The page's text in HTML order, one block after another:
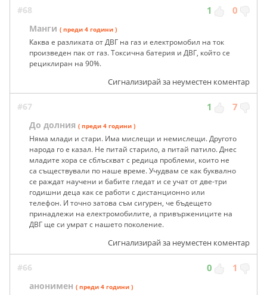
#68 1 0
Манги ( преди 4 години )
Каква е разликата от ДВГ на газ и електромобил на ток
произведен пак от газ. Токсична батерия и ДВГ, който се
рециклиран на 90%.
Сигнализирай за неуместен коментар
#67 1 7
До долния ( преди 4 години )
Няма млади и стари. Има мислещи и немислещи. Другото
народа го е казал. Не питай старило, а питай патило. Днес
младите хора се сблъскват с редица проблеми, които не
са съществували по наше време. Учудвам се как буквално
се раждат научени и бабите гледат и се учат от две-три
годишни деца как се работи с дистанционно или
телефон. И точно затова съм сигурен, че бъдещето
принадлежи на електромобилите, а привържениците на
ДВГ ще си умрат с нашето поколение.
Сигнализирай за неуместен коментар
#66 0 1
анонимен ( преди 4 години )